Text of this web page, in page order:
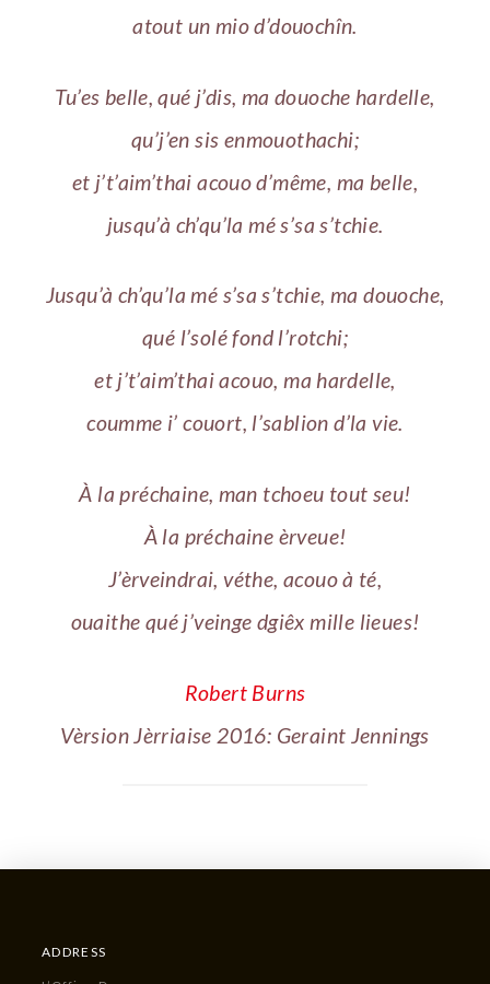
atout un mio d’douochîn.
Tu’es belle, qué j’dis, ma douoche hardelle,
qu’j’en sis enmouothachi;
et j’t’aim’thai acouo d’même, ma belle,
jusqu’à ch’qu’la mé s’sa s’tchie.
Jusqu’à ch’qu’la mé s’sa s’tchie, ma douoche,
qué l’solé fond l’rotchi;
et j’t’aim’thai acouo, ma hardelle,
coumme i’ couort, l’sablion d’la vie.
À la préchaine, man tchoeu tout seu!
À la préchaine èrveue!
J’èrveindrai, véthe, acouo à té,
ouaithe qué j’veinge dgiêx mille lieues!
Robert Burns
Vèrsion Jèrriaise 2016: Geraint Jennings
ADDRESS